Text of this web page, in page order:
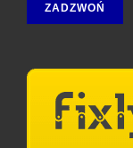
ZADZWOŃ